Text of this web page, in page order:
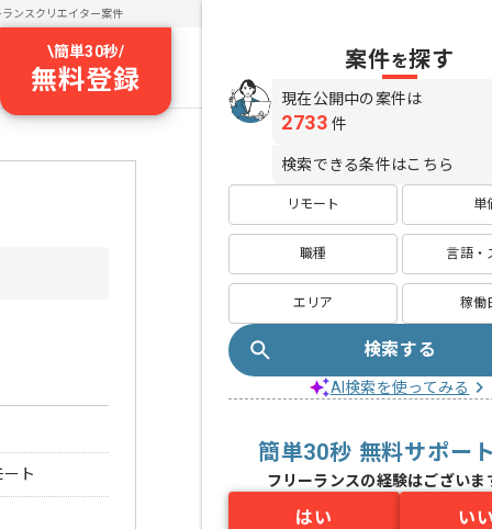
ランスクリエイター案件
\簡単30秒/
無料登録
ト
案件を探す
現在公開中の案件は
2733 件
検索できる条件はこちら
リモート 単
職種 言語・
エリア 稼働
検索する
AI検索を使ってみる
簡単30秒 無料サポー
フリーランスの経験はございま
はい い